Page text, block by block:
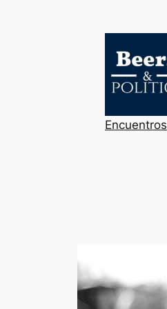
Encuentros